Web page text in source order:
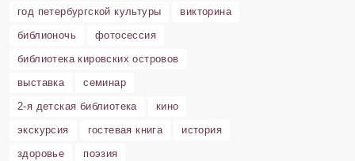
год петербургской культуры
викторина
библионочь
фотосессия
библиотека кировских островов
выставка
семинар
2-я детская библиотека
кино
экскурсия
гостевая книга
история
здоровье
поэзия